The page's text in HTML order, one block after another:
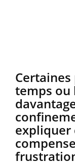
temps ou
expliquer